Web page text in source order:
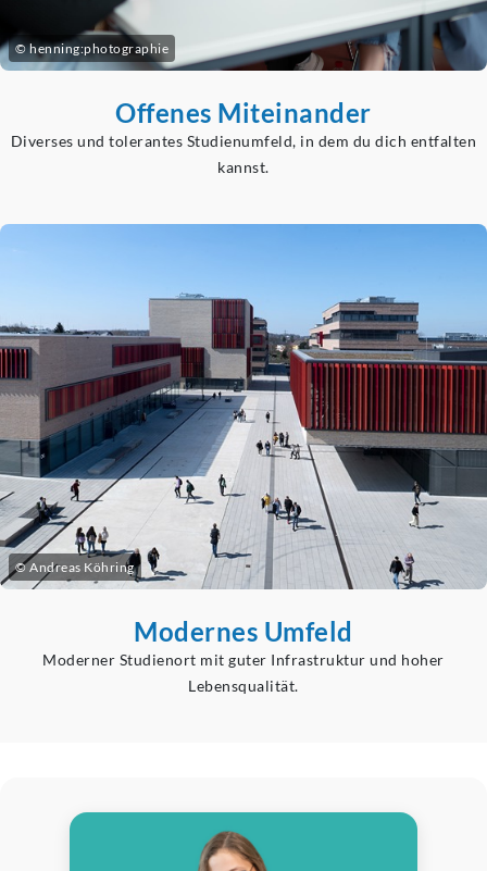
© henning:photographie
Offenes Miteinander
Diverses und tolerantes Studienumfeld, in dem du dich entfalten
kannst.
© Andreas Köhring
Modernes Umfeld
Moderner Studienort mit guter Infrastruktur und hoher
Lebensqualität.